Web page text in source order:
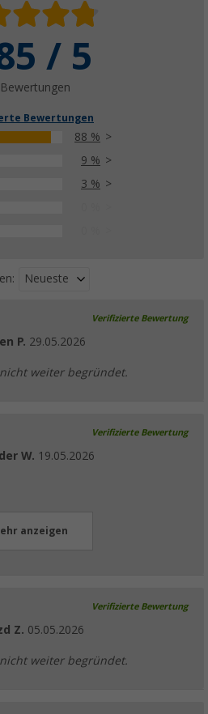
/ 5
Bewertungen
88 %
9 %
3 %
Neueste
Verifizierte Bewertung
P. 29.05.2026
weiter begründet.
Verifizierte Bewertung
W. 19.05.2026
anzeigen
Verifizierte Bewertung
Z. 05.05.2026
weiter begründet.